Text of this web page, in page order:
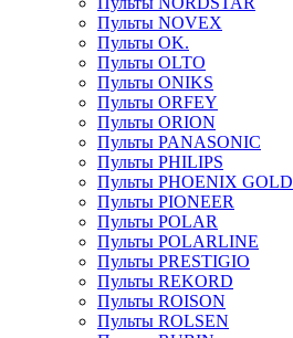
Пульты NOVEX
Пульты OK.
Пульты OLTO
Пульты ONIKS
Пульты ORFEY
Пульты ORION
Пульты PANASONIC
Пульты PHILIPS
Пульты PHOENIX GOLD
Пульты PIONEER
Пульты POLAR
Пульты POLARLINE
Пульты PRESTIGIO
Пульты REKORD
Пульты ROISON
Пульты ROLSEN